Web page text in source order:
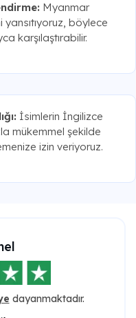
Myanmar
böylece
karşılaştırabilir.
İsimlerin İngilizce
mükemmel şekilde
izin veriyoruz.
dayanmaktadır.